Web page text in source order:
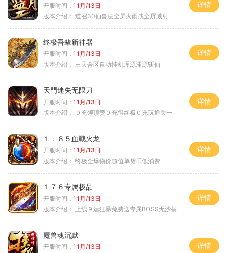
开服时间： 11月/13日
版本介绍： 道召30仙兽法全屏火雨战全屏溅射
详情
终极吾辈新神器
开服时间： 11月/13日
版本介绍： 三天合区自动挂机浑源渾源斩仙
详情
天門迷失无限刀
开服时间： 11月/13日
版本介绍：
０充领顶赞０充得终极０充玩通关一
详情
１．８５血戰火龙
开服时间： 11月/13日
版本介绍： 终极全爆物价超值单货币低消费
详情
１７６专属极品
开服时间： 11月/13日
版本介绍：
上线９运狂暴免费送专属BOSS无沙捐
详情
魔兽魂沉默
开服时间： 11月/13日
详情